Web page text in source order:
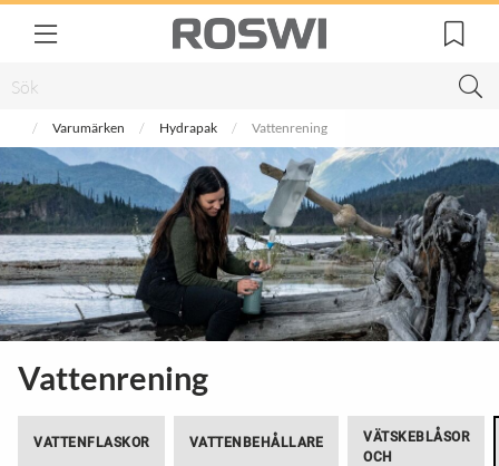
Varumärken Hydrapak Vattenrening
Vattenrening
VATTENFLASKOR VATTENBEHÅLLARE
VÄTSKEBLÅSOR
OCH